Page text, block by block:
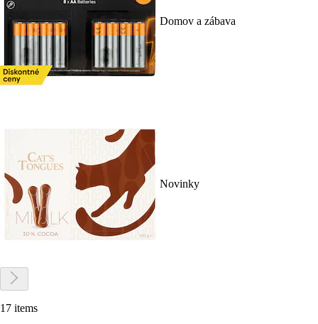
Domov a zábava
Novinky
17 items